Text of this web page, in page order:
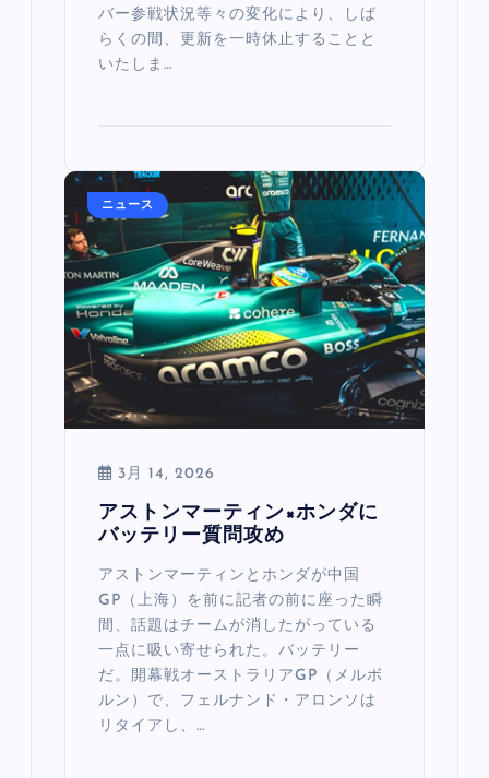
バー参戦状況等々の変化により、しば
らくの間、更新を一時休止することと
いたしま…
ニュース
3月 14, 2026
アストンマーティン×ホンダに
バッテリー質問攻め
アストンマーティンとホンダが中国
GP（上海）を前に記者の前に座った瞬
間、話題はチームが消したがっている
一点に吸い寄せられた。バッテリー
だ。開幕戦オーストラリアGP（メルボ
ルン）で、フェルナンド・アロンソは
リタイアし、…